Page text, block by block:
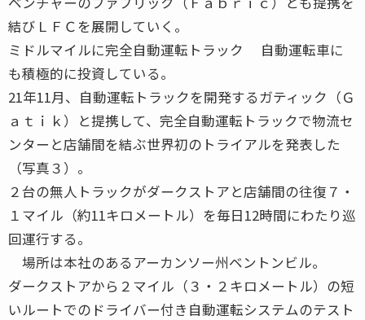
結びＬＦＣを展開していく。
ミドルマイルに完全自動運転トラック 自動運転車に
も積極的に投資している。
21年11月、自動運転トラックを開発するガティック（Ｇ
ａｔｉｋ）と提携して、完全自動運転トラックで物流セ
ンターと店舗間を結ぶ世界初のトライアルを発表した
（写真３）。
２台の無人トラックがダークストアと店舗間の往復７・
１マイル（約11キロメートル）を毎日12時間にわたり巡
回運行する。
場所は本社のあるアーカンソー州ベントンビル。
ダークストアから２マイル（３・２キロメートル）の短
いルートでのドライバー付き自動運転システムのテスト